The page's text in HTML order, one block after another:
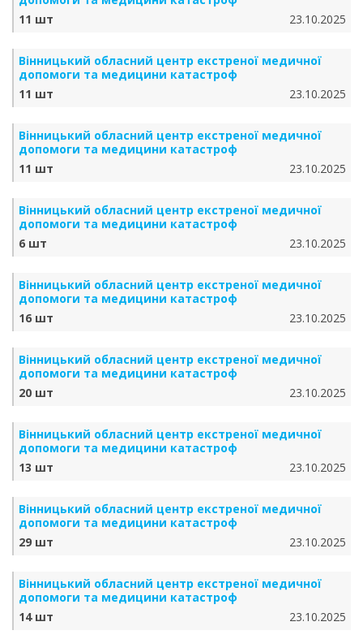
11 шт
23.10.2025
Вінницький обласний центр екстреної медичної
допомоги та медицини катастроф
11 шт
23.10.2025
Вінницький обласний центр екстреної медичної
допомоги та медицини катастроф
11 шт
23.10.2025
Вінницький обласний центр екстреної медичної
допомоги та медицини катастроф
6 шт
23.10.2025
Вінницький обласний центр екстреної медичної
допомоги та медицини катастроф
16 шт
23.10.2025
Вінницький обласний центр екстреної медичної
допомоги та медицини катастроф
20 шт
23.10.2025
Вінницький обласний центр екстреної медичної
допомоги та медицини катастроф
13 шт
23.10.2025
Вінницький обласний центр екстреної медичної
допомоги та медицини катастроф
29 шт
23.10.2025
Вінницький обласний центр екстреної медичної
допомоги та медицини катастроф
14 шт
23.10.2025